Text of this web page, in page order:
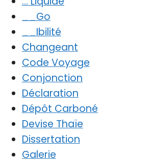
__Go
__Ibilité
Changeant
Code Voyage
Conjonction
Déclaration
Dépôt Carboné
Devise Thaïe
Dissertation
Galerie